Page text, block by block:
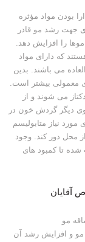
بودن مواد مؤثره
جهت رشد مو قادر
را افزایش دهد.
که دارای مواد
می باشند. بدین
معمولی بیشتر است.
سرم باعث مهار آنزیم 5 آلفا رودکتاز می شوند و از
دیگر گردش خون در
نیاز متابولیسم
محل دور کند. وجود
تا کمبود های
آقایان
مو
مو و افزایش رشد آن